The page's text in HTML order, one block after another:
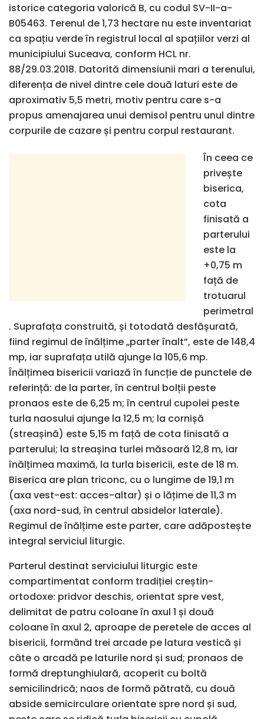
istorice categoria valorică B, cu codul SV-II-a-
B05463. Terenul de 1,73 hectare nu este inventariat
ca spațiu verde în registrul local al spațiilor verzi al
municipiului Suceava, conform HCL nr.
88/29.03.2018. Datorită dimensiunii mari a terenului,
diferența de nivel dintre cele două laturi este de
aproximativ 5,5 metri, motiv pentru care s-a
propus amenajarea unui demisol pentru unul dintre
corpurile de cazare și pentru corpul restaurant.
În ceea ce
privește
biserica,
cota
finisată a
parterului
este la
+0,75 m
față de
trotuarul
perimetral
. Suprafața construită, și totodată desfășurată,
fiind regimul de înălțime „parter înalt”, este de 148,4
mp, iar suprafața utilă ajunge la 105,6 mp.
Înălțimea bisericii variază în funcție de punctele de
referință: de la parter, în centrul bolții peste
pronaos este de 6,25 m; în centrul cupolei peste
turla naosului ajunge la 12,5 m; la cornișă
(streașină) este 5,15 m față de cota finisată a
parterului; la streașina turlei măsoară 12,8 m, iar
înălțimea maximă, la turla bisericii, este de 18 m.
Biserica are plan triconc, cu o lungime de 19,1 m
(axa vest-est: acces-altar) și o lățime de 11,3 m
(axa nord-sud, în centrul absidelor laterale).
Regimul de înălțime este parter, care adăpostește
integral serviciul liturgic.
Parterul destinat serviciului liturgic este
compartimentat conform tradiției creștin-
ortodoxe: pridvor deschis, orientat spre vest,
delimitat de patru coloane în axul 1 și două
coloane în axul 2, aproape de peretele de acces al
bisericii, formând trei arcade pe latura vestică și
câte o arcadă pe laturile nord și sud; pronaos de
formă dreptunghiulară, acoperit cu boltă
semicilindrică; naos de formă pătrată, cu două
abside semicirculare orientate spre nord și sud,